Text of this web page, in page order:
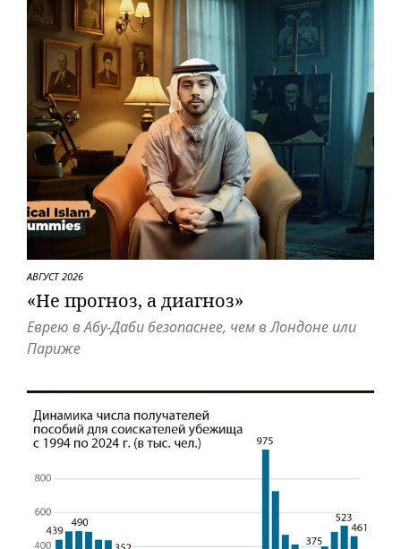
АВГУСТ 2026
«Не прогноз, а диагноз»
Еврею в Абу-Даби безопаснее, чем в Лондоне или
Париже